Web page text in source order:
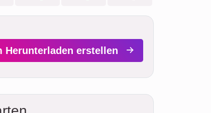
Herunterladen erstellen